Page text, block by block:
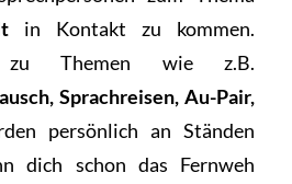
in Kontakt zu kommen.
zu Themen wie z.B.
Sprachreisen, Au-Pair,
persönlich an Ständen
dich schon das Fernweh